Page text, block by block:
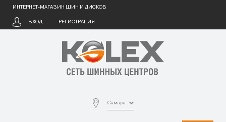
ИНТЕРНЕТ-МАГАЗИН ШИН И ДИСКОВ
ВХОД РЕГИСТРАЦИЯ
Самара